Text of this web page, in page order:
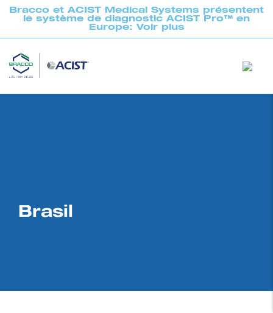
Bracco et ACIST Medical Systems présentent
le système de diagnostic ACIST Pro™ en
Europe: Voir plus
Brasil